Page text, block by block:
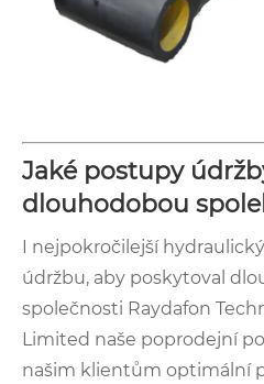
Jaké postupy
dlouhodobou
I nejpokročilejší
údržbu, aby poskytoval
společnosti Raydafon
Limited naše poprodejní
našim klientům optimální